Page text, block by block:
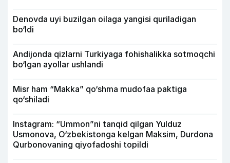
Denovda uyi buzilgan oilaga yangisi quriladigan
bo‘ldi
Andijonda qizlarni Turkiyaga fohishalikka sotmoqchi
bo‘lgan ayollar ushlandi
Misr ham “Makka” qo‘shma mudofaa paktiga
qo‘shiladi
Instagram: “Ummon”ni tanqid qilgan Yulduz
Usmonova, O‘zbekistonga kelgan Maksim, Durdona
Qurbonovaning qiyofadoshi topildi